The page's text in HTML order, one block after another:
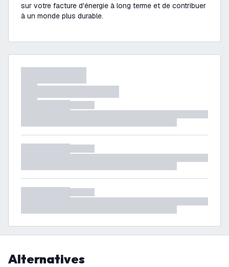
sur votre facture d'énergie à long terme et de contribuer
à un monde plus durable.
Alternatives